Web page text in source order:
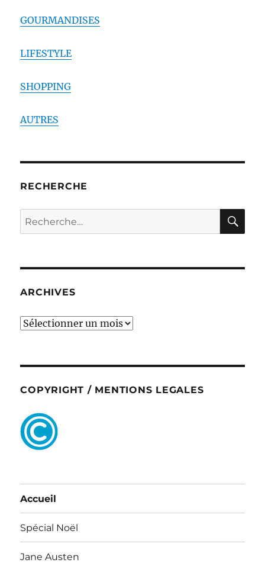
GOURMANDISES
LIFESTYLE
SHOPPING
AUTRES
RECHERCHE
Recherche
pour :
ARCHIVES
ARCHIVES
COPYRIGHT / MENTIONS LEGALES
Accueil
Spécial Noël
Jane Austen